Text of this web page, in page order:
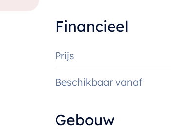
Financieel
Prijs
Beschikbaar vanaf
Gebouw